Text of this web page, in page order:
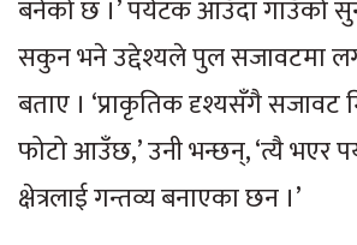
बनेको छ ।’ पर्यटक आउँदा गाउँको
सकुन भने उद्देश्यले पुल सजावटमा
बताए । ‘प्राकृतिक दृश्यसँगै सजावट
फोटो आउँछ,’ उनी भन्छन्, ‘त्यै भएर
क्षेत्रलाई गन्तव्य बनाएका छन ।’